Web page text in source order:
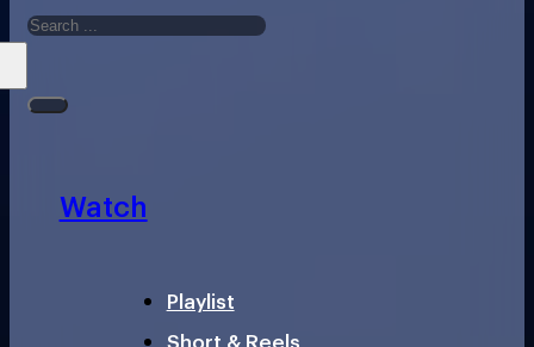
Watch
Playlist
Short & Reels